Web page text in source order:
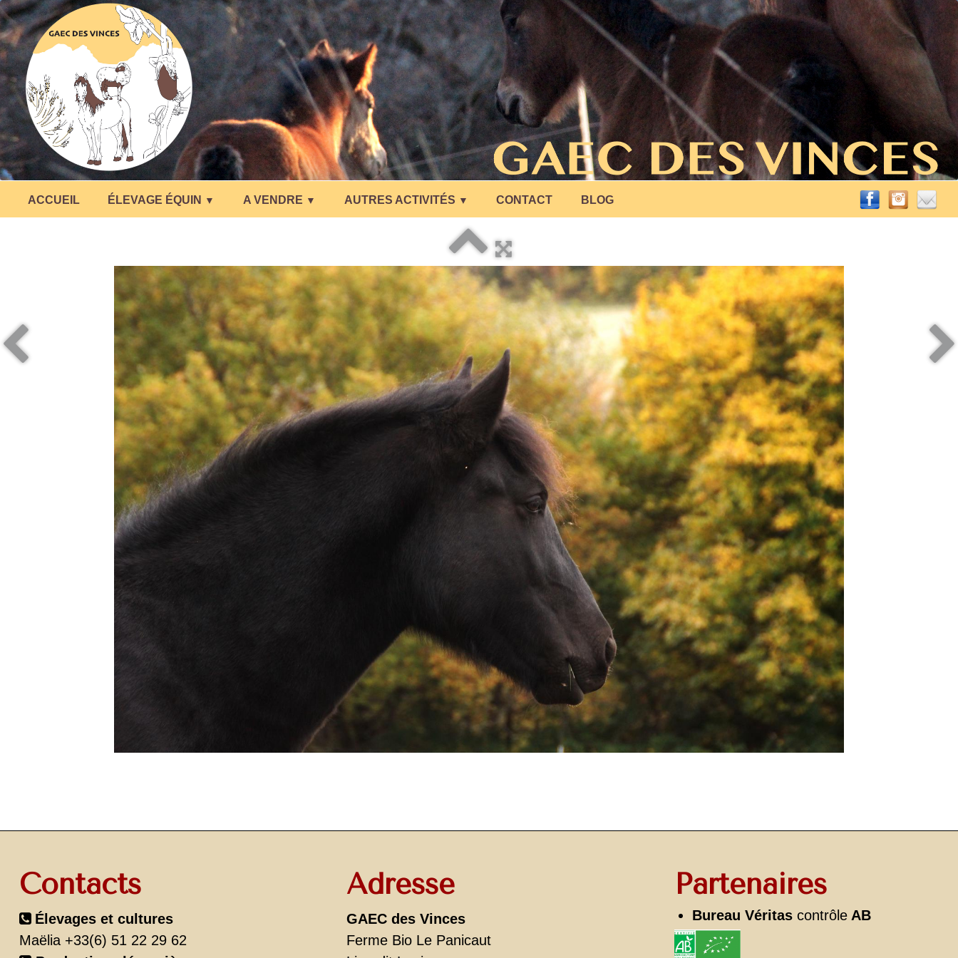
ACCUEIL ÉLEVAGE ÉQUIN ▼ A VENDRE ▼ AUTRES ACTIVITÉS ▼ CONTACT BLOG
Contacts
Élevages et cultures
Maëlia +33(6) 51 22 29 62
Adresse
GAEC des Vinces
Ferme Bio Le Panicaut
Partenaires
Bureau Véritas contrôleAB